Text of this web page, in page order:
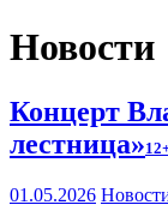
Новости
Концерт
лестница»
01.05.2026